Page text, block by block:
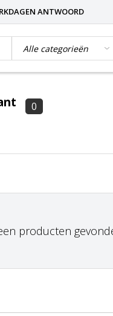
ANTWOORD
0
producten